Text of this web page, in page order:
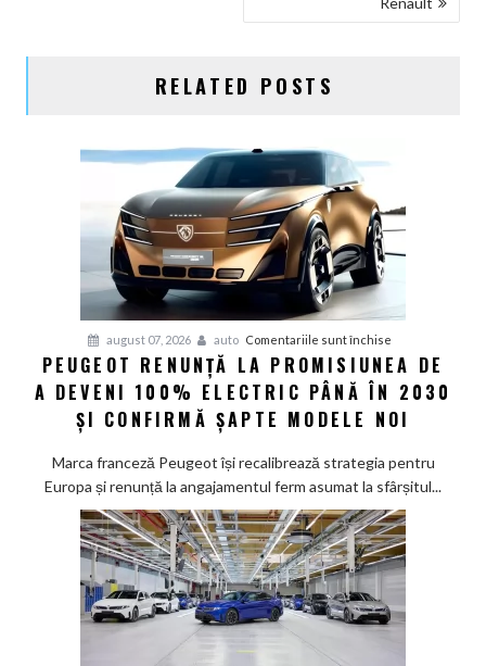
RELATED POSTS
august 07, 2026 auto Comentariile sunt închise
Peugeot
renunță
la
de
a
100%
electric
până
2030
PEUGEOT RENUNȚĂ LA PROMISIUNEA DE
A DEVENI 100% ELECTRIC PÂNĂ ÎN 2030
ȘI CONFIRMĂ ȘAPTE MODELE NOI
Marca franceză Peugeot își recalibrează strategia pentru
Europa și renunță la angajamentul ferm asumat la sfârșitul...